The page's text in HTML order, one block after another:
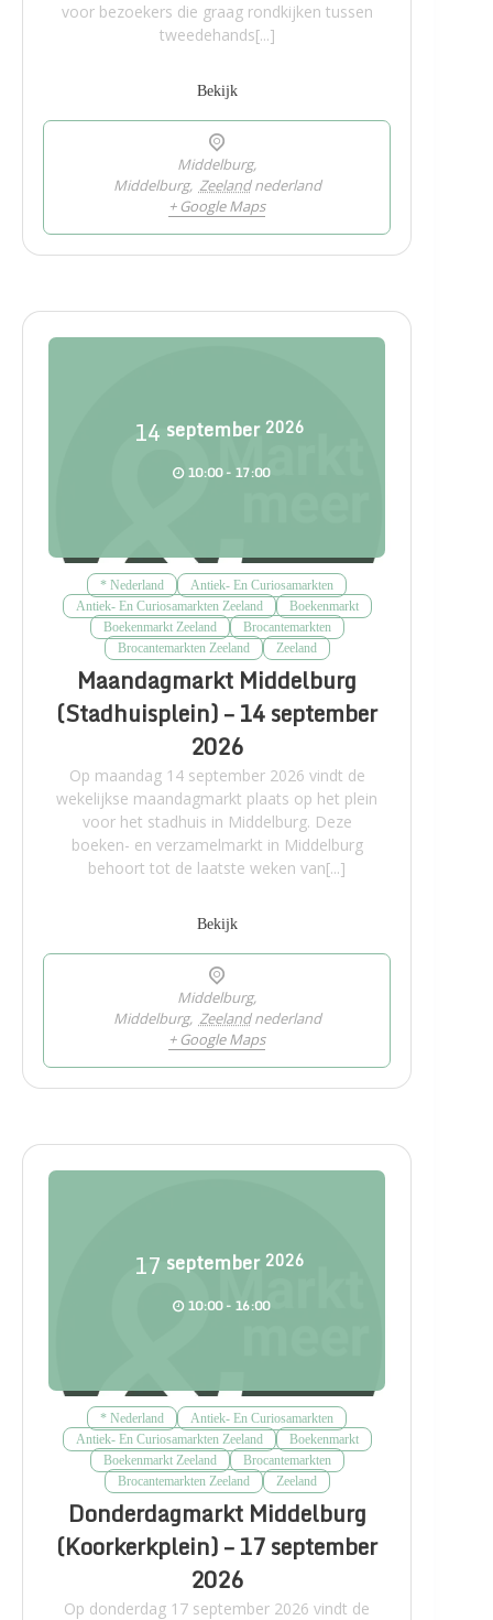
voor bezoekers die graag rondkijken tussen
tweedehands[...]
Bekijk
Middelburg,
Middelburg, Zeeland nederland
+ Google Maps
14 september 2026
10:00 - 17:00
* Nederland
Antiek- En Curiosamarkten
Antiek- En Curiosamarkten Zeeland
Boekenmarkt
Boekenmarkt Zeeland
Brocantemarkten
Brocantemarkten Zeeland
Zeeland
Maandagmarkt Middelburg
(Stadhuisplein) – 14 september
2026
Op maandag 14 september 2026 vindt de
wekelijkse maandagmarkt plaats op het plein
voor het stadhuis in Middelburg. Deze
boeken- en verzamelmarkt in Middelburg
behoort tot de laatste weken van[...]
Bekijk
Middelburg,
Middelburg, Zeeland nederland
+ Google Maps
17 september 2026
10:00 - 16:00
* Nederland
Antiek- En Curiosamarkten
Antiek- En Curiosamarkten Zeeland
Boekenmarkt
Boekenmarkt Zeeland
Brocantemarkten
Brocantemarkten Zeeland
Zeeland
Donderdagmarkt Middelburg
(Koorkerkplein) – 17 september
2026
Op donderdag 17 september 2026 vindt de